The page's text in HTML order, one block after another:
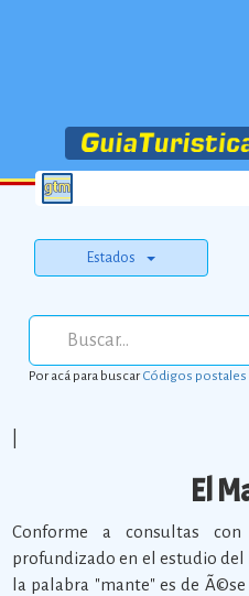
Estados
Por acá para buscarCódigos postales
El
Conforme a consultas
profundizado en el estudio del
la palabra "mante" es de